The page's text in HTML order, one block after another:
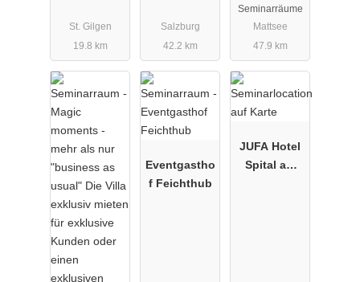
Wolfgangse
e
St. Gilgen
19.8 km
Salzburg
42.2 km
Seminarräume
Mattsee
47.9 km
Eventgastho
f Feichthub
JUFA Hotel
Spital am